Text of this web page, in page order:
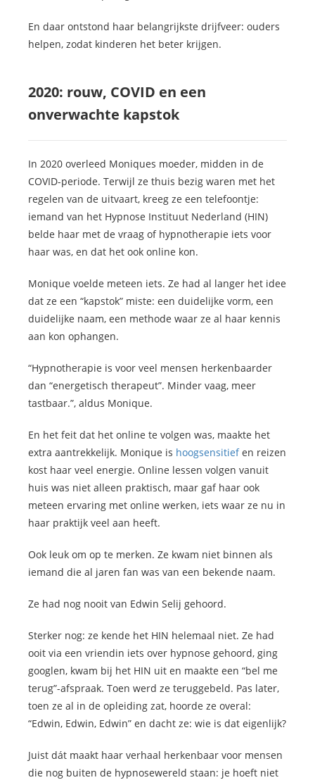
En daar ontstond haar belangrijkste drijfveer: ouders
helpen, zodat kinderen het beter krijgen.
2020: rouw, COVID en een
onverwachte kapstok
In 2020 overleed Moniques moeder, midden in de
COVID-periode. Terwijl ze thuis bezig waren met het
regelen van de uitvaart, kreeg ze een telefoontje:
iemand van het Hypnose Instituut Nederland (HIN)
belde haar met de vraag of hypnotherapie iets voor
haar was, en dat het ook online kon.
Monique voelde meteen iets. Ze had al langer het idee
dat ze een “kapstok” miste: een duidelijke vorm, een
duidelijke naam, een methode waar ze al haar kennis
aan kon ophangen.
“Hypnotherapie is voor veel mensen herkenbaarder
dan “energetisch therapeut”. Minder vaag, meer
tastbaar.”, aldus Monique.
En het feit dat het online te volgen was, maakte het
extra aantrekkelijk. Monique is hoogsensitiefen reizen
kost haar veel energie. Online lessen volgen vanuit
huis was niet alleen praktisch, maar gaf haar ook
meteen ervaring met online werken, iets waar ze nu in
haar praktijk veel aan heeft.
Ook leuk om op te merken. Ze kwam niet binnen als
iemand die al jaren fan was van een bekende naam.
Ze had nog nooit van Edwin Selij gehoord.
Sterker nog: ze kende het HIN helemaal niet. Ze had
ooit via een vriendin iets over hypnose gehoord, ging
googlen, kwam bij het HIN uit en maakte een “bel me
terug”-afspraak. Toen werd ze teruggebeld. Pas later,
toen ze al in de opleiding zat, hoorde ze overal:
“Edwin, Edwin, Edwin” en dacht ze: wie is dat eigenlijk?
Juist dát maakt haar verhaal herkenbaar voor mensen
die nog buiten de hypnosewereld staan: je hoeft niet